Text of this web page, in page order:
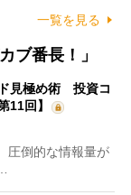
一覧を見る
ブ番長！」
見極め術 投資コ
11回】
圧倒的な情報量が